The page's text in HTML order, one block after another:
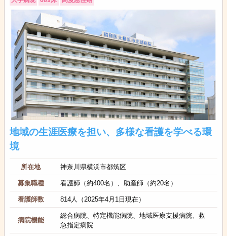
地域の生涯医療を担い、多様な看護を学べる環
境
所在地 神奈川県横浜市都筑区
募集職種 看護師（約400名）、助産師（約20名）
看護師数 814人（2025年4月1日現在）
病院機能
総合病院、特定機能病院、地域医療支援病院、救
急指定病院